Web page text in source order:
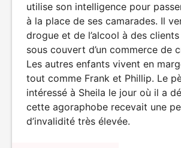
utilise son intelligence pour
à la place de ses camarades. Il
drogue et de l’alcool à des
sous couvert d’un commerce de
Les autres enfants vivent en
tout comme Frank et Phillip. Le
intéressé à Sheila le jour où il a
cette agoraphobe recevait une
d’invalidité très élevée.